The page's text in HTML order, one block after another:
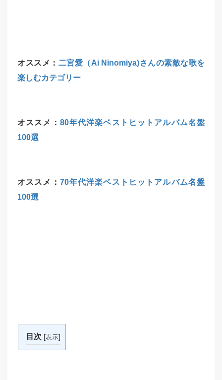
オススメ： 二宮愛（Ai Ninomiya)さんの素敵な歌を
楽しむカテゴリー
オススメ： 80年代洋楽ベストヒットアルバム名盤
100選
オススメ： 70年代洋楽ベストヒットアルバム名盤
100選
目次 [表示]